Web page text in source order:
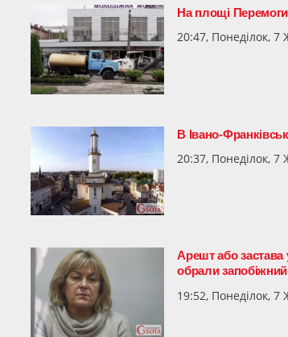
На площі
20:47, Понеділок, 7
В Івано-
20:37, Понеділок, 7
Арешт або застава
обрали запобіжний
19:52, Понеділок, 7